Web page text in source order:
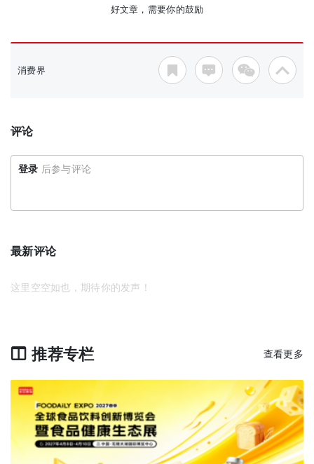
好文章，需要你的鼓励
消费界
评论
登录 后参与评论
最新评论
这里空空如也，期待你的发声！
推荐专栏 查看更多